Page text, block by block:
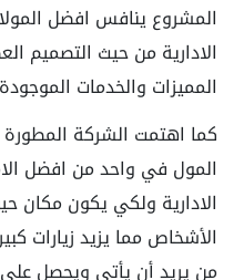
المشروع ينافس افضل
الادارية من حيث التصميم
المميزات والخدمات
كما اهتمت الشركة
المول في واحد من افضل
الادارية ولكي يكون مكان
الأشخاص مما يزيد زيارات
من يريد أن يأتي ويحصل